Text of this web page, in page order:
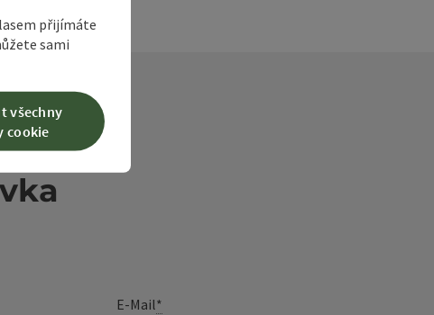
E-Mail*
přijímáte
sami
všechny
cookie